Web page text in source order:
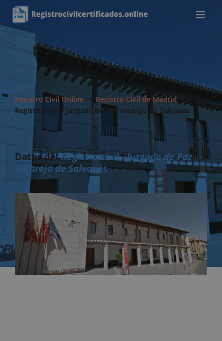
Registro Civil Online >> Registro Civil de Madrid>>
Registro civil – Juzgado de Paz Villarejo de Salvanés
Datos delRegistro civil - Juzgado de Paz
Villarejo de Salvanés